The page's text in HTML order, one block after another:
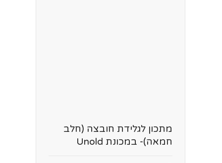
מתכון לגלידת חובצה (חלב
חמאה)- במכונת Unold